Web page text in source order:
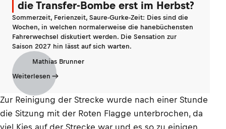
die Transfer-Bombe erst im Herbst?
Sommerzeit, Ferienzeit, Saure-Gurke-Zeit: Dies sind die
Wochen, in welchen normalerweise die hanebüchensten
Fahrerwechsel diskutiert werden. Die Sensation zur
Saison 2027 hin lässt auf sich warten.
Mathias Brunner
Weiterlesen
Zur Reinigung der Strecke wurde nach einer Stunde
die Sitzung mit der Roten Flagge unterbrochen, da
viel Kies auf der Strecke war und es so zu einigen